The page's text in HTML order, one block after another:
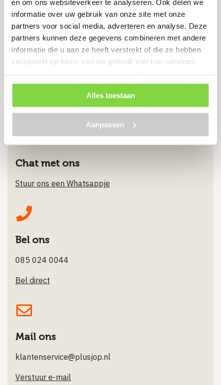
en om ons websiteverkeer te analyseren. Ook delen we
informatie over uw gebruik van onze site met onze
partners voor social media, adverteren en analyse. Deze
partners kunnen deze gegevens combineren met andere
informatie die u aan ze heeft verstrekt of die ze hebben
verzameld op basis van uw gebruik van hun services.
Alles toestaan
Aanpassen
Voor een snelle montage van binnenwerk
€8.76
Chat met ons
Stuur ons een Whatsappje
Bel ons
085 024 0044
Bel direct
Mail ons
klantenservice@plusjop.nl
Verstuur e-mail